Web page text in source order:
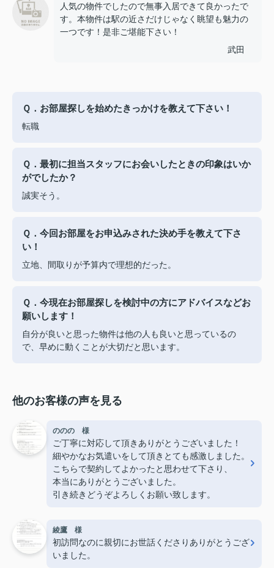
人気の物件でしたので無事入居できて良かったで
す。本物件は駅の近さだけじゃなく眺望も魅力の
一つです！是非ご堪能下さい！
武田
Ｑ．お部屋探しを始めたきっかけを教えて下さい！
転職
Ｑ．最初に担当スタッフにお会いしたときの印象はいか
がでしたか？
誠実そう。
Ｑ．今回お部屋をお申込みされた決め手を教えて下さ
い！
立地、間取りが予算内で理想的だった。
Ｑ．今現在お部屋探しを検討中の方にアドバイスなどお
願いします！
自分が良いと思った物件は他の人も良いと思っているの
で、早めに動くことが大切だと思います。
他のお客様の声を見る
ののの 様
ご丁寧に対応して頂きありがとうございました！
細やかなお気遣いをして頂きとても感激しました。
こちらで契約してよかったと思わせて下さり、
本当にありがとうございました。
引き続きどうぞよろしくお願い致します。
綾鷹 様
初訪問なのに親切にお世話くださりありがとうござ
いました。